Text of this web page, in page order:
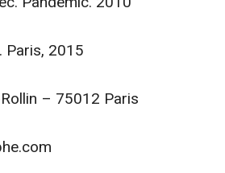
Paris, 2015
– 75012 Paris